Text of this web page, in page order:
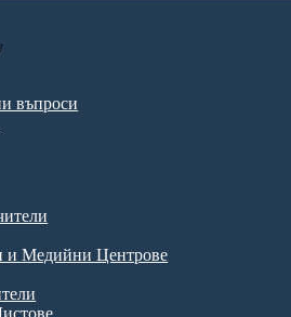
въпроси
и Медийни Центрове